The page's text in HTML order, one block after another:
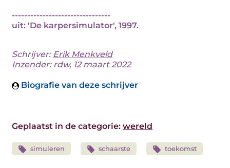
--------------------------------
uit: 'De karpersimulator', 1997.
Schrijver: Erik Menkveld
Inzender: rdw, 12 maart 2022
Biografie van deze schrijver
Geplaatst in de categorie: wereld
simuleren schaarste toekomst